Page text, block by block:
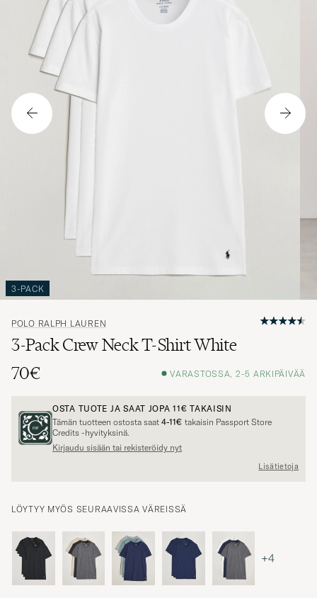
3-PACK
POLO RALPH LAUREN
3-Pack Crew Neck T-Shirt White
70€
VARASTOSSA, 2-5 ARKIPÄIVÄÄ
OSTA TUOTE JA SAAT JOPA11€ TAKAISIN
Tämän tuotteen ostosta saat 4-11€ takaisin Passport Store
Credits -hyvityksinä.
Kirjaudu sisään tai rekisteröidy nyt
Lisätietoja
LÖYTYY MYÖS SEURAAVISSA VÄREISSÄ
+4